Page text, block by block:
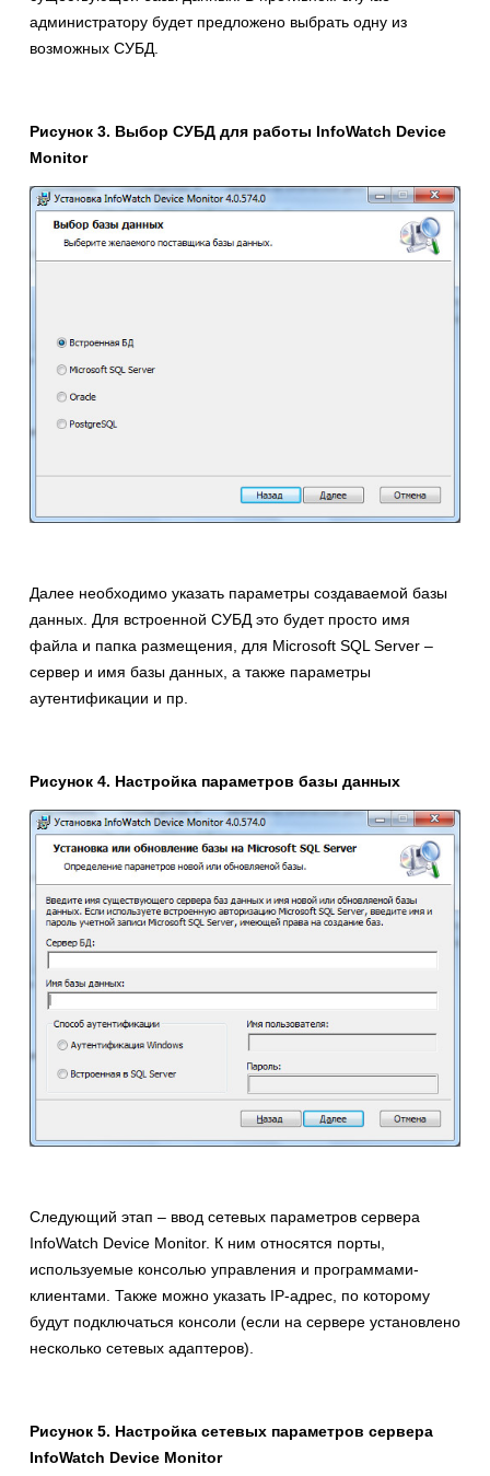
администратору будет предложено выбрать одну из
возможных СУБД.
Рисунок 3. Выбор СУБД для работы InfoWatch Device
Monitor
Далее необходимо указать параметры создаваемой базы
данных. Для встроенной СУБД это будет просто имя
файла и папка размещения, для Microsoft SQL Server –
сервер и имя базы данных, а также параметры
аутентификации и пр.
Рисунок 4. Настройка параметров базы данных
Следующий этап – ввод сетевых параметров сервера
InfoWatch Device Monitor. К ним относятся порты,
используемые консолью управления и программами-
клиентами. Также можно указать IP-адрес, по которому
будут подключаться консоли (если на сервере установлено
несколько сетевых адаптеров).
Рисунок 5. Настройка сетевых параметров сервера
InfoWatch Device Monitor